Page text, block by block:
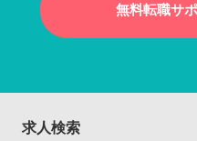
無料転職サ
求人検索